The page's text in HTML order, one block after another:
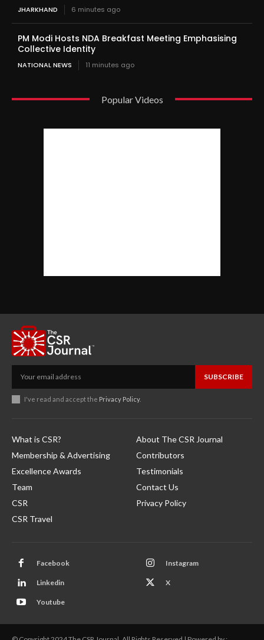
JHARKHAND 6 minutes ago
PM Modi Hosts NDA Breakfast Meeting Emphasising
Collective Identity
NATIONAL NEWS 11 minutes ago
Popular Videos
SUBSCRIBE
I've read and accept the Privacy Policy.
What is CSR?
Membership & Advertising
Excellence Awards
Team
CSR
CSR Travel
About The CSR Journal
Contributors
Testimonials
Contact Us
Privacy Policy
Facebook Instagram
Linkedin X
Youtube